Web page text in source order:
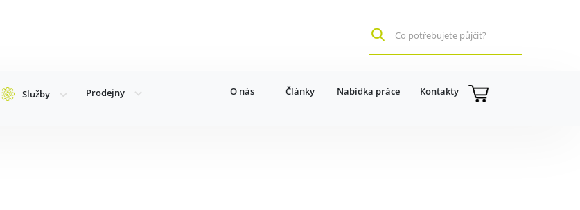
Služby Prodejny O nás Články Nabídka práce Kontakty